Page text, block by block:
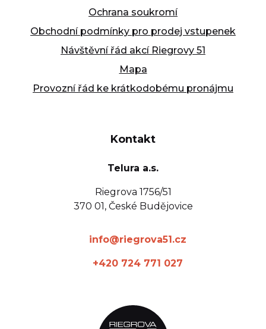
Ochrana soukromí
Obchodní podmínky pro prodej vstupenek
Návštěvní řád akcí Riegrovy 51
Mapa
Provozní řád ke krátkodobému pronájmu
Kontakt
Telura a.s.
Riegrova 1756/51
370 01, České Budějovice
info@riegrova51.cz
+420 724 771 027